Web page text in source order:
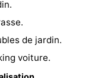
de jardin.
voiture.